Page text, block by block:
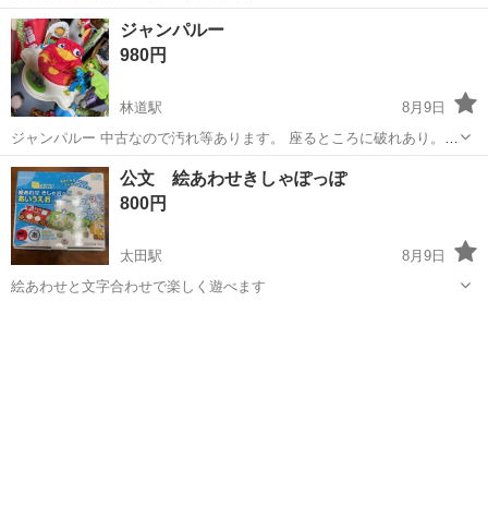
香川 高松市 潟元駅
ジャンパルー
980円
林道駅
8月9日
ジャンパルー 中古なので汚れ等あります。 座るところに破れあり。
現在も使用していますが、問題なく使えています。 中古品を購入しま
した。 購入時よりも箱はボロボロで、座るところに破れがありまし
た。
香川 高松市 林道駅 おもちゃ
公文 絵あわせきしゃぽっぽ
800円
太田駅
8月9日
絵あわせと文字合わせで楽しく遊べます